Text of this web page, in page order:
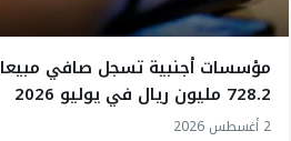
مؤسسات أجنبية تسجل صافي
728.2 مليون ريال في يوليو 2026
2 أغسطس 2026